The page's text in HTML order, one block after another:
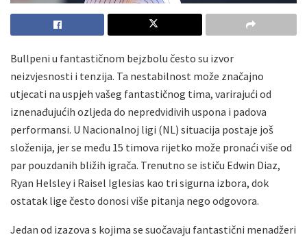
Bullpeni u fantastičnom bejzbolu često su izvor
neizvjesnosti i tenzija. Ta nestabilnost može značajno
utjecati na uspjeh vašeg fantastičnog tima, varirajući od
iznenađujućih ozljeda do nepredvidivih uspona i padova
performansi. U Nacionalnoj ligi (NL) situacija postaje još
složenija, jer se među 15 timova rijetko može pronaći više od
par pouzdanih bližih igrača. Trenutno se ističu Edwin Diaz,
Ryan Helsley i Raisel Iglesias kao tri sigurna izbora, dok
ostatak lige često donosi više pitanja nego odgovora.
Jedan od izazova s kojima se suočavaju fantastični menadžeri